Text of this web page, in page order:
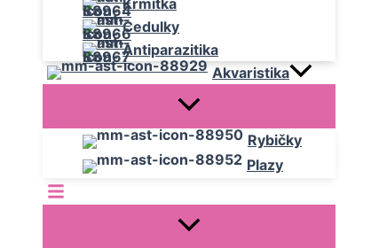
Krmítka
Cedulky
Antiparazitika
Akvaristika
Rybičky
Plazy